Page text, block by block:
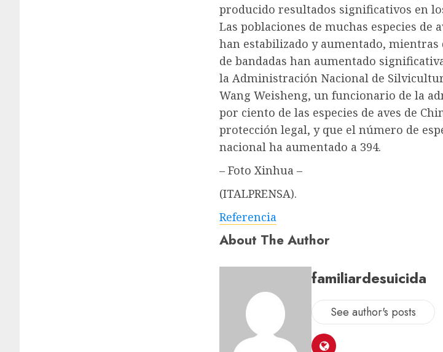
producido resultados significativos en
Las poblaciones de muchas especies de
han estabilizado y aumentado,
de bandadas han aumentado
la Administración Nacional de
Wang Weisheng, un funcionario de la
por ciento de las especies de aves de
protección legal, y que el número de
nacional ha aumentado a 394.
– Foto Xinhua –
(ITALPRENSA).
Referencia
About The Author
familiardesuicida
See author's posts